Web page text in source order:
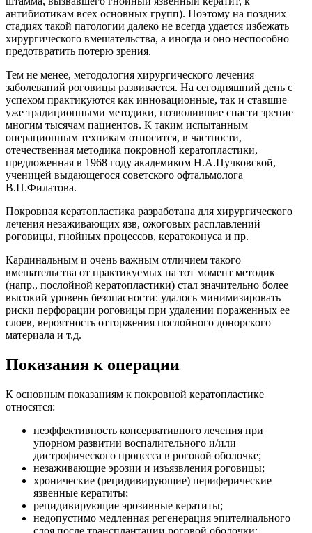
антибиотикам всех основных групп). Поэтому на поздних
стадиях такой патологии далеко не всегда удается избежать
хирургического вмешательства, а иногда и оно неспособно
предотвратить потерю зрения.
Тем не менее, методология хирургического лечения
заболеваний роговицы развивается. На сегодняшний день с
успехом практикуются как инновационные, так и ставшие
уже традиционными методики, позволившие спасти зрение
многим тысячам пациентов. К таким испытанным
операционным техникам относится, в частности,
отечественная методика покровной кератопластики,
предложенная в 1968 году академиком Н.А.Пучковской,
ученицей выдающегося советского офтальмолога
В.П.Филатова.
Покровная кератопластика разработана для хирургического
лечения незаживающих язв, ожоговых расплавлений
роговицы, гнойных процессов, кератоконуса и пр.
Кардинальным и очень важным отличием такого
вмешательства от практикуемых на тот момент методик
(напр., послойной кератопластики) стал значительно более
высокий уровень безопасности: удалось минимизировать
риски перфорации роговицы при удалении пораженных ее
слоев, вероятность отторжения послойного донорского
материала и т.д.
Показания к операции
К основным показаниям к покровной кератопластике
относятся:
неэффективность консервативного лечения при
упорном развитии воспалительного и/или
дистрофического процесса в роговой оболочке;
незаживающие эрозии и изъязвления роговицы;
хронические (рецидивирующие) периферические
язвенные кератиты;
рецидивирующие эрозивные кератиты;
недопустимо медленная регенерация эпителиального